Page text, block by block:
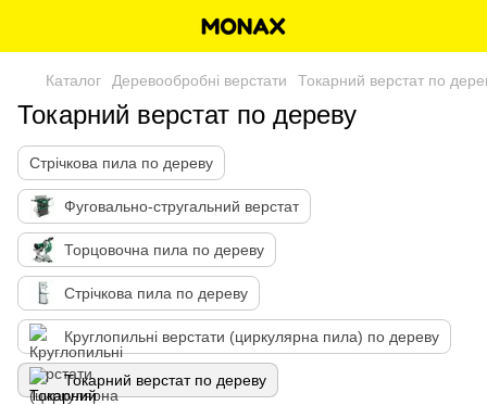
Каталог Деревообробні верстати Токарний верстат по
Токарний верстат по дереву
Стрічкова пила по дереву
Фуговально-стругальний верстат
Торцовочна пила по дереву
Стрічкова пила по дереву
Круглопильні верстати (циркулярна пила) по дереву
Токарний верстат по дереву